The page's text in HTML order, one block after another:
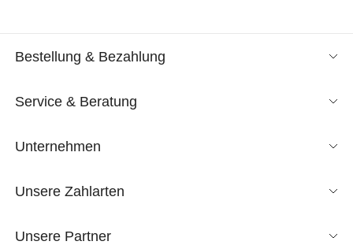
Bestellung & Bezahlung
Service & Beratung
Unternehmen
Unsere Zahlarten
Unsere Partner